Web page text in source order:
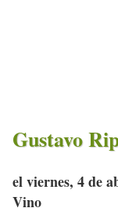
Gustavo
el viernes, 4 de
Vino